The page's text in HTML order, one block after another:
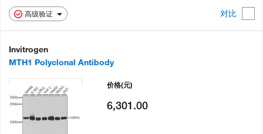
高级验证 对比
Invitrogen
MTH1 Polyclonal Antibody
价格(元)
6,301.00